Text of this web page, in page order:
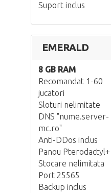
Suport inclus
EMERALD
8 GB RAM
Recomandat 1-60
jucatori
Sloturi nelimitate
DNS "nume.server-
mc.ro"
Anti-DDos inclus
Panou Pterodactyl+
Stocare nelimitata
Port 25565
Backup inclus